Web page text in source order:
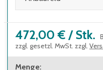
472,00 € / Stk.
zzgl. gesetzl. MwSt. zzgl.
Menge: